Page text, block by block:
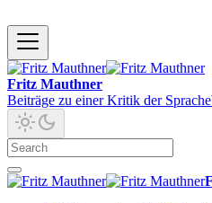
Fritz Mauthner
Beiträge zu einer Kritik der Sprache